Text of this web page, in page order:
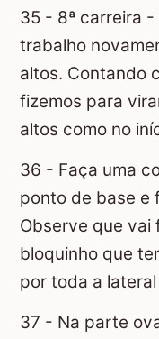
35 - 8ª carreira
trabalho
altos. Contando
fizemos para
altos como no
36 - Faça uma
ponto de base e
Observe que vai
bloquinho que
por toda a
37 - Na parte